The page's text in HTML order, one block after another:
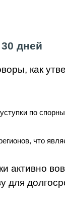
дней
как
по
что
активно
для